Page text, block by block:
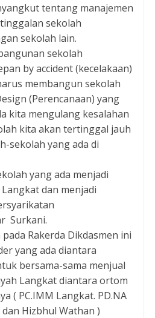
tentang manajemen
sekolah
sekolah lain.
sekolah
by accident (kecelakaan)
membangun sekolah
(Perencanaan) yang
kita mengulang kesalahan
kita akan tertinggal jauh
sekolah yang ada di
yang ada menjadi
dan menjadi
Surkani.
Rakerda Dikdasmen ini
yang ada diantara
bersama-sama menjual
Langkat diantara ortom
( PC.IMM Langkat. PD.NA
Hizbhul Wathan )